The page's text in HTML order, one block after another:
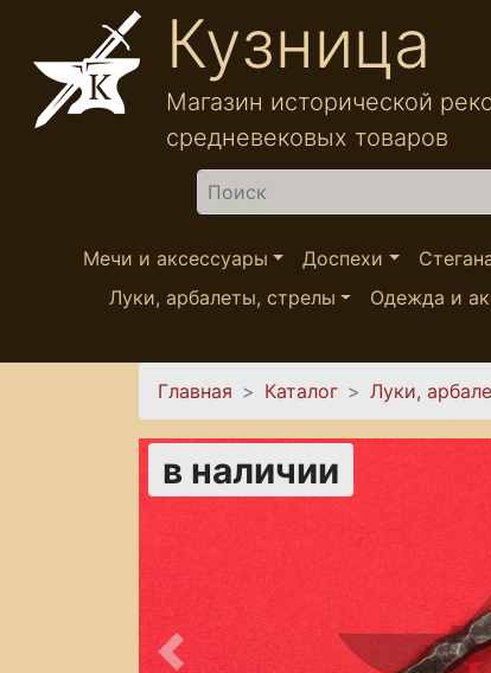
Перейти к основному содержанию
Кузница
Магазин исторической
средневековых товаров
Найти
Мечи и аксессуары Доспехи
Луки, арбалеты, стрелы
Одежда и
Вы здесь
Главная Каталог Луки,
в наличии
Предыдущее